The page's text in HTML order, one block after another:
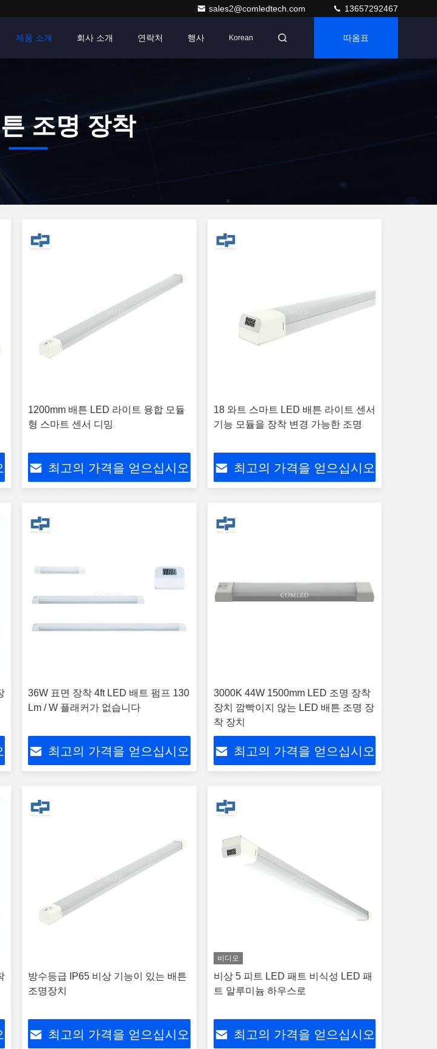
sales2@comledtech.com 13657292467
제품 소개 회사 소개 연락처 행사 Korean 따옴표
조명 장착
1200mm 배튼 LED 라이트 융합 모듈
형 스마트 센서 디밍
최고의 가격을 얻으십시오
18 와트 스마트 LED 배튼 라이트 센서
기능 모듈을 장착 변경 가능한 조명
최고의 가격을 얻으십시오
36W 표면 장착 4ft LED 배트 펌프 130
Lm / W 플래커가 없습니다
최고의 가격을 얻으십시오
3000K 44W 1500mm LED 조명 장착
장치 깜빡이지 않는 LED 배튼 조명 장
착 장치
최고의 가격을 얻으십시오
방수등급 IP65 비상 기능이 있는 배튼
조명장치
최고의 가격을 얻으십시오
비디오
비상 5 피트 LED 패트 비식성 LED 패
트 알루미늄 하우스로
최고의 가격을 얻으십시오